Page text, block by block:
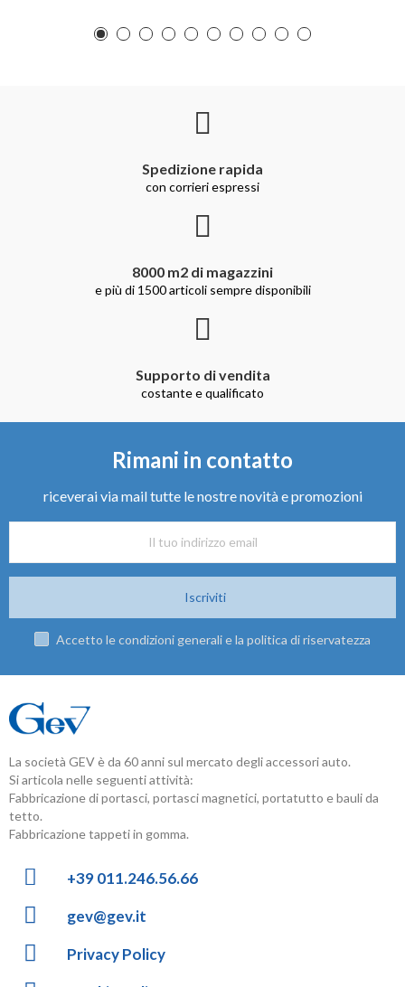
Spedizione rapida
con corrieri espressi
8000 m2 di magazzini
e più di 1500 articoli sempre disponibili
Supporto di vendita
costante e qualificato
Rimani in contatto
riceverai via mail tutte le nostre novità e promozioni
Iscriviti
Accetto le condizioni generali e la politica di riservatezza
La società GEV è da 60 anni sul mercato degli accessori auto.
Si articola nelle seguenti attività:
Fabbricazione di portasci, portasci magnetici, portatutto e bauli da
tetto.
Fabbricazione tappeti in gomma.
+39 011.246.56.66
gev@gev.it
Privacy Policy